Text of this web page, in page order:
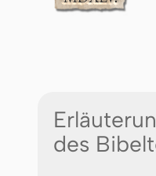
des